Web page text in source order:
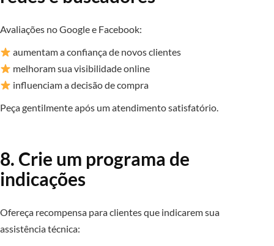
Avaliações no Google e Facebook:
aumentam a confiança de novos clientes
melhoram sua visibilidade online
influenciam a decisão de compra
Peça gentilmente após um atendimento satisfatório.
8. Crie um programa de
indicações
Ofereça recompensa para clientes que indicarem sua
assistência técnica: